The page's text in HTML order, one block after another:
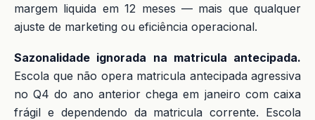
margem liquida em 12 meses — mais que qualquer
ajuste de marketing ou eficiência operacional.
Sazonalidade ignorada na matricula antecipada.
Escola que não opera matricula antecipada agressiva
no Q4 do ano anterior chega em janeiro com caixa
frágil e dependendo da matricula corrente. Escola